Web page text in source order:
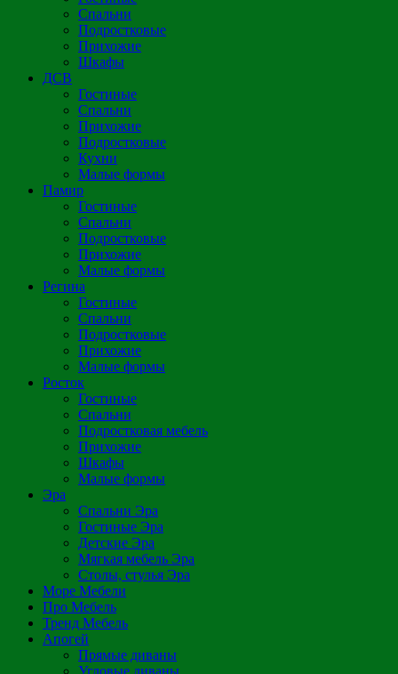
Спальни
Подростковые
Прихожие
Шкафы
ДСВ
Гостиные
Спальни
Прихожие
Подростковые
Кухни
Малые формы
Памир
Гостиные
Спальни
Подростковые
Прихожие
Малые формы
Регина
Гостиные
Спальни
Подростковые
Прихожие
Малые формы
Росток
Гостиные
Спальни
Подростковая мебель
Прихожие
Шкафы
Малые формы
Эра
Спальни Эра
Гостиные Эра
Детские Эра
Мягкая мебель Эра
Столы, стулья Эра
Море Мебели
Про Мебель
Тренд Мебель
Апогей
Прямые диваны
Угловые диваны